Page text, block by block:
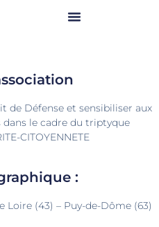
de Défense et sensibiliser aux
le cadre du triptyque
CITOYENNETE
:
Loire (43) – Puy-de-Dôme (63)